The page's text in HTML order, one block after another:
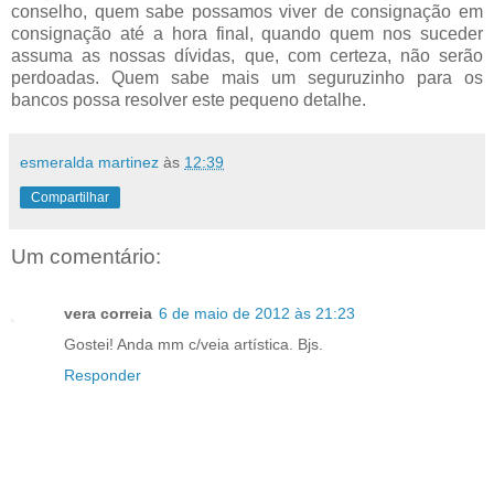
conselho, quem sabe possamos viver de consignação em
consignação até a hora final, quando quem nos suceder
assuma as nossas dívidas, que, com certeza, não serão
perdoadas. Quem sabe mais um seguruzinho para os
bancos possa resolver este pequeno detalhe.
esmeralda martinez às 12:39
Compartilhar
Um comentário:
vera correia 6 de maio de 2012 às 21:23
Gostei! Anda mm c/veia artística. Bjs.
Responder